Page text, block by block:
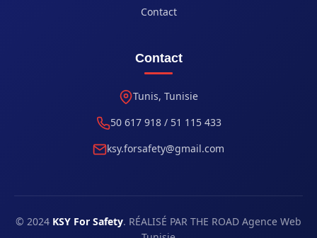
Contact
Contact
Tunis, Tunisie
50 617 918 / 51 115 433
ksy.forsafety@gmail.com
© 2024 KSY For Safety. RÉALISÉ PAR THE ROAD Agence Web